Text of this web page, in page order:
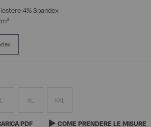
4% Spandex
L XL XXL
PDF COME PRENDERE LE MISURE